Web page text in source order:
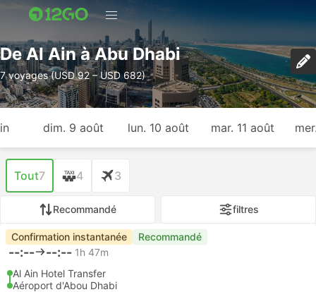
De Al Ain à Abu Dhabi
7 voyages (USD 92 – USD 682)
dim. 9 août lun. 10 août mar. 11 août
Tout7 4 3
Recommandé filtres
Confirmation instantanée Recommandé
--:-- --:-- 1h 47m
Al Ain Hotel Transfer
Aéroport d'Abou Dhabi